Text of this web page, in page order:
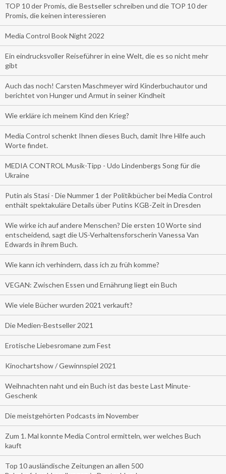
TOP 10 der Promis, die Bestseller schreiben und die TOP 10 der
Promis, die keinen interessieren
Media Control Book Night 2022
Ein eindrucksvoller Reiseführer in eine Welt, die es so nicht mehr
gibt
Auch das noch! Carsten Maschmeyer wird Kinderbuchautor und
berichtet von Hunger und Armut in seiner Kindheit
Wie erkläre ich meinem Kind den Krieg?
Media Control schenkt Ihnen dieses Buch, damit Ihre Hilfe auch
Worte findet.
MEDIA CONTROL Musik-Tipp - Udo Lindenbergs Song für die
Ukraine
Putin als Stasi - Die Nummer 1 der Politikbücher bei Media Control
enthält spektakuläre Details über Putins KGB-Zeit in Dresden
Wie wirke ich auf andere Menschen? Die ersten 10 Worte sind
entscheidend, sagt die US-Verhaltensforscherin Vanessa Van
Edwards in ihrem Buch.
Wie kann ich verhindern, dass ich zu früh komme?
VEGAN: Zwischen Essen und Ernährung liegt ein Buch
Wie viele Bücher wurden 2021 verkauft?
Die Medien-Bestseller 2021
Erotische Liebesromane zum Fest
Kinochartshow / Gewinnspiel 2021
Weihnachten naht und ein Buch ist das beste Last Minute-
Geschenk
Die meistgehörten Podcasts im November
Zum 1. Mal konnte Media Control ermitteln, wer welches Buch
kauft
Top 10 ausländische Zeitungen an allen 500